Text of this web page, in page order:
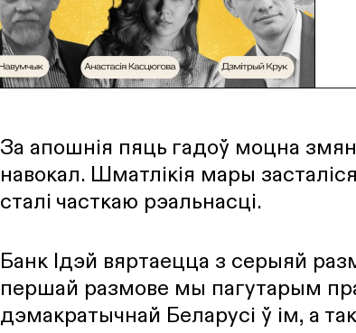
За апошнія пяць гадоў моцна
навокал. Шматлікія мары
сталі часткаю рэальнасці.
Банк Ідэй вяртаецца з серыяй
першай размове мы пагутарым
дэмакратычнай Беларусі ў ім, а